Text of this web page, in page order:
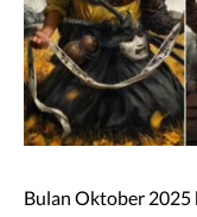
Bulan Oktober 2025